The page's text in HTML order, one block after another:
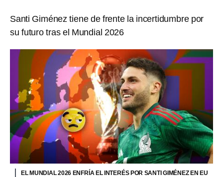
Santi Giménez tiene de frente la incertidumbre por
su futuro tras el Mundial 2026
EL MUNDIAL 2026 ENFRÍA EL INTERÉS POR SANTI GIMÉNEZ EN EU